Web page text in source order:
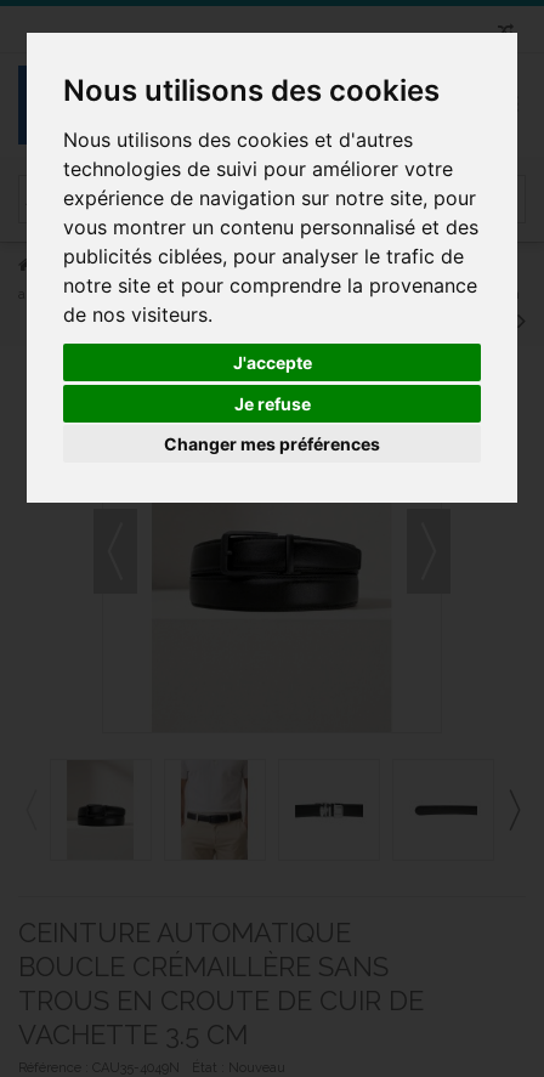
Nous utilisons des cookies
Nous utilisons des cookies et d'autres
technologies de suivi pour améliorer votre
expérience de navigation sur notre site, pour
vous montrer un contenu personnalisé et des
publicités ciblées, pour analyser le trafic de
notre site et pour comprendre la provenance
de nos visiteurs.
J'accepte
Je refuse
Changer mes préférences
Ceinture Homme Automatique - Crémaillère
Ceinture
automatique boucle crémaillère sans trous en croute de cuir de vachette 3.5 cm
LOT DE 4 PIÈCES
CEINTURE AUTOMATIQUE
BOUCLE CRÉMAILLÈRE SANS
TROUS EN CROUTE DE CUIR DE
VACHETTE 3.5 CM
Référence : CAU35-4049N État : Nouveau